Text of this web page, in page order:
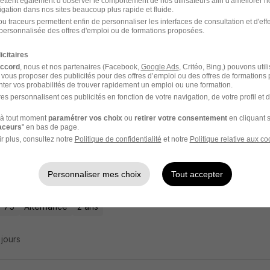
- Assistant Chef de Produit
75 Alternance 2 ans
- Assistant Chef de Produit - BTS
75 Alternance 2 ans
dans nos sites beaucoup plus rapide et fluide.
traceurs permettent enfin de personnaliser les interfaces de consultation et
des offres d'emploi ou de formations proposées.
, nous et nos partenaires (Facebook, Google Ads, Critéo, Bing,) pouvons
proposer des publicités pour des offres d’emploi ou des offres de formations
vos probabilités de trouver rapidement un emploi ou une formation.
personnalisent ces publicités en fonction de votre navigation, de votre profil et
tout moment paramétrer vos choix ou retirer votre consentementen cliquant
" en bas de page.
plus, consultez notre Politique de confidentialité et notre Politique relative aux
Personnaliser mes choix Tout accepter